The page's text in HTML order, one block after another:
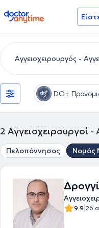
doctoranytime
DO+
2 Αγγειοχειρουργοί
Πελοπόννησος Νομός
9.9|26